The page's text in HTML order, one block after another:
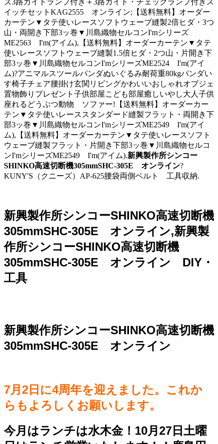
イッチセットKAG2555 オンライン;【送料無料】オーダー
カーテン▼タテ使いレースソフトウェーブ縫製2倍ヒダ・3つ
山・両開き下部3ッ巻▼川島織物セルコンI'mシリーズ
ME2563 I'm(アイム),【送料無料】オーダーカーテン▼タテ
使いレースソフトウェーブ縫製1.5倍ヒダ・2つ山・片開き下
部3ッ巻▼川島織物セルコンI'mシリーズME2524 I'm(アイ
ム)?アニマルスツールパンダぬいぐるみ耐荷重80kgパンダい
す椅子チェア腰掛け玄関リビングかわいいおしゃれオブジェ
置物飾りプレゼント子供部屋こども部屋癒しいやし大人子供
座れるどうぶつ動物 ソファー!【送料無料】オーダーカー
テン▼タテ使いレーススタンダード縫製フラット・両開き下
部3ッ巻▼川島織物セルコンI'mシリーズME2549 I'm(アイ
ム),【送料無料】オーダーカーテン▼タテ使いレースソフト
ウェーブ縫製フラット・片開き下部3ッ巻▼川島織物セルコ
ンI'mシリーズME2549 I'm(アイム).新興製作所シンコー
SHINKO高速切断機305mmSHC-305E オンライン?
KUNY'S（クニーズ）AP-625腰袋両側ベルト 工具収納.
新興製作所シンコーSHINKO高速切断機
305mmSHC-305E オンライン,新興製
作所シンコーSHINKO高速切断機
305mmSHC-305E オンライン DIY・
工具
新興製作所シンコーSHINKO高速切断機
305mmSHC-305E オンライン
7月2日に4周年を迎えました。これか
らもよろしくお願いします。
今月はランチは水木金！10月27日土曜